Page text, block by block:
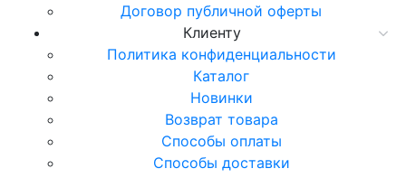
Договор публичной оферты
Клиенту
Политика конфиденциальности
Каталог
Новинки
Возврат товара
Способы оплаты
Способы доставки